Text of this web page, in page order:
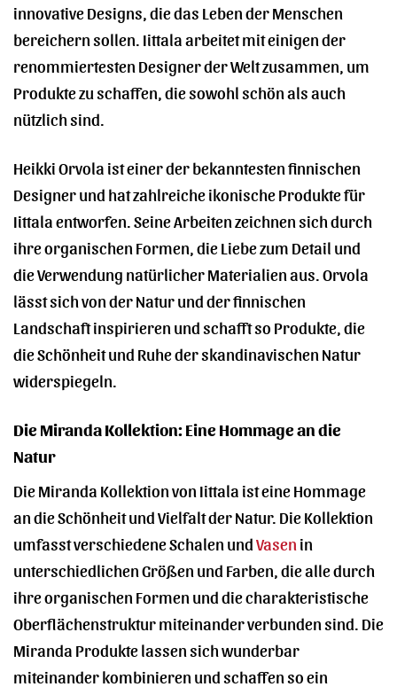
innovative Designs, die das Leben der Menschen
bereichern sollen. Iittala arbeitet mit einigen der
renommiertesten Designer der Welt zusammen, um
Produkte zu schaffen, die sowohl schön als auch
nützlich sind.
Heikki Orvola ist einer der bekanntesten finnischen
Designer und hat zahlreiche ikonische Produkte für
Iittala entworfen. Seine Arbeiten zeichnen sich durch
ihre organischen Formen, die Liebe zum Detail und
die Verwendung natürlicher Materialien aus. Orvola
lässt sich von der Natur und der finnischen
Landschaft inspirieren und schafft so Produkte, die
die Schönheit und Ruhe der skandinavischen Natur
widerspiegeln.
Die Miranda Kollektion: Eine Hommage an die
Natur
Die Miranda Kollektion von Iittala ist eine Hommage
an die Schönheit und Vielfalt der Natur. Die Kollektion
umfasst verschiedene Schalen undVasen in
unterschiedlichen Größen und Farben, die alle durch
ihre organischen Formen und die charakteristische
Oberflächenstruktur miteinander verbunden sind. Die
Miranda Produkte lassen sich wunderbar
miteinander kombinieren und schaffen so ein